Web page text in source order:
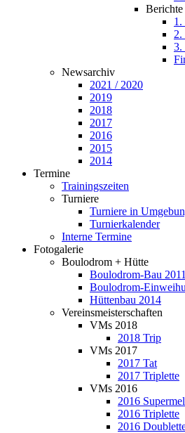
1.
2.
3.
Newsarchiv
2021 / 2020
2019
2018
2017
2016
2015
2014
Termine
Trainingszeiten
Turniere
Turniere in
Turnierkalender
Interne Termine
Fotogalerie
Boulodrom + Hütte
Boulodrom-Bau 2011
Boulodrom-
Hüttenbau 2014
Vereinsmeisterschaften
VMs 2018
2018 Trip
VMs 2017
2017 Tat
2017 Triplette
VMs 2016
2016
2016 Triplette
2016